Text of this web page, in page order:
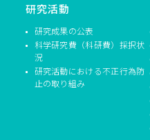
研究活動
研究成果の公表
科学研究費（科研費）採択状
況
研究活動における不正行為防
止の取り組み